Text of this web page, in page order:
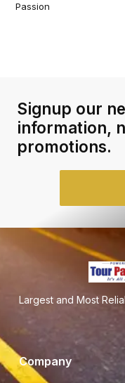
Passion
Signup our
information,
promotions.
Largest and Most
Company